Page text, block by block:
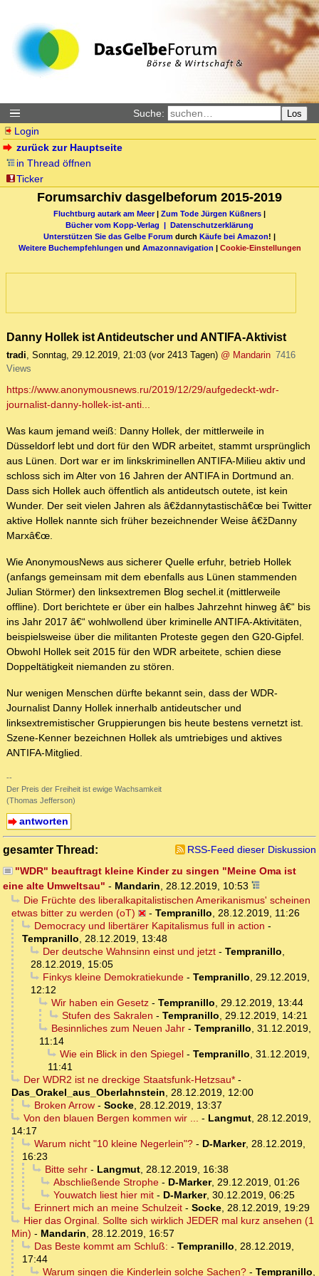
Suche: Los
Login
zurück zur Hauptseite
in Thread öffnen
Ticker
Forumsarchiv dasgelbeforum 2015-2019
Fluchtburg autark am Meer| Zum Tode Jürgen Küßners
Bücher vom Kopp-Verlag |
Datenschutzerklärung
Unterstützen Sie das Gelbe Forum durch Käufe bei Amazon! |
Weitere Buchempfehlungen und Amazonnavigation Cookie-Einstellungen
Danny Hollek ist Antideutscher und ANTIFA-Aktivist
tradi Sonntag, 29.12.2019, 21:03 (vor 2413 Tagen) @ Mandarin 7416
Views
https://www.anonymousnews.ru/2019/12/29/aufgedeckt-wdr-
journalist-danny-hollek-ist-anti...
Was kaum jemand weiß: Danny Hollek, der mittlerweile in
Düsseldorf lebt und dort für den WDR arbeitet, stammt ursprünglich
aus Lünen. Dort war er im linkskriminellen ANTIFA-Milieu aktiv und
schloss sich im Alter von 16 Jahren der ANTIFA in Dortmund an.
Dass sich Hollek auch öffentlich als antideutsch outete, ist kein
Wunder. Der seit vielen Jahren als â€ždannytastischâ€œ bei Twitter
aktive Hollek nannte sich früher bezeichnender Weise â€žDanny
Marxâ€œ.
Wie AnonymousNews aus sicherer Quelle erfuhr, betrieb Hollek
(anfangs gemeinsam mit dem ebenfalls aus Lünen stammenden
Julian Störmer) den linksextremen Blog sechel.it (mittlerweile
offline). Dort berichtete er über ein halbes Jahrzehnt hinweg â€“ bis
ins Jahr 2017 â€“ wohlwollend über kriminelle ANTIFA-Aktivitäten,
beispielsweise über die militanten Proteste gegen den G20-Gipfel.
Obwohl Hollek seit 2015 für den WDR arbeitete, schien diese
Doppeltätigkeit niemanden zu stören.
Nur wenigen Menschen dürfte bekannt sein, dass der WDR-
Journalist Danny Hollek innerhalb antideutscher und
linksextremistischer Gruppierungen bis heute bestens vernetzt ist.
Szene-Kenner bezeichnen Hollek als umtriebiges und aktives
ANTIFA-Mitglied.
--
Der Preis der Freiheit ist ewige Wachsamkeit
(Thomas Jefferson)
antworten
gesamter Thread:
RSS-Feed dieser Diskussion
"WDR" beauftragt kleine Kinder zu singen "Meine Oma ist
eine alte Umweltsau" - Mandarin
28.12.2019, 10:53
Die Früchte des liberalkapitalistischen Amerikanismus' scheinen
etwas bitter zu werden (oT)
- Tempranillo
28.12.2019, 11:26
Democracy und libertärer Kapitalismus full in action -
Tempranillo
28.12.2019, 13:48
Der deutsche Wahnsinn einst und jetzt- Tempranillo
28.12.2019, 15:05
Finkys kleine Demokratiekunde- Tempranillo
29.12.2019,
12:12
Wir haben ein Gesetz- Tempranillo
29.12.2019, 13:44
Stufen des Sakralen - Tempranillo
29.12.2019, 14:21
Besinnliches zum Neuen Jahr- Tempranillo 31.12.2019,
11:14
Wie ein Blick in den Spiegel- Tempranillo 31.12.2019,
11:41
Der WDR2 ist ne dreckige Staatsfunk-Hetzsau*-
Das_Orakel_aus_Oberlahnstein
28.12.2019, 12:00
Broken Arrow- Socke, 28.12.2019, 13:37
Von den blauen Bergen kommen wir ...
- Langmut, 28.12.2019,
14:17
Warum nicht "10 kleine Negerlein"?- D-Marker, 28.12.2019,
16:23
Bitte sehr- Langmut, 28.12.2019, 16:38
Abschließende Strophe- D-Marker, 29.12.2019, 01:26
Youwatch liest hier mit- D-Marker, 30.12.2019, 06:25
Erinnert mich an meine Schulzeit- Socke, 28.12.2019, 19:29
Hier das Orginal. Sollte sich wirklich JEDER mal kurz ansehen (1
Min) - Mandarin
28.12.2019, 16:57
Das Beste kommt am Schluß: - Tempranillo
28.12.2019,
17:44
Warum singen die Kinderlein solche Sachen?- Tempranillo